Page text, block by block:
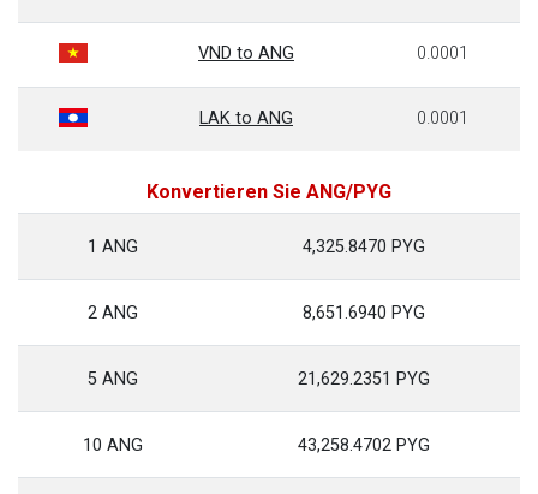
VND to ANG 0.0001
LAK to ANG 0.0001
Konvertieren Sie ANG/PYG
1 ANG 4,325.8470 PYG
2 ANG 8,651.6940 PYG
5 ANG 21,629.2351 PYG
10 ANG 43,258.4702 PYG